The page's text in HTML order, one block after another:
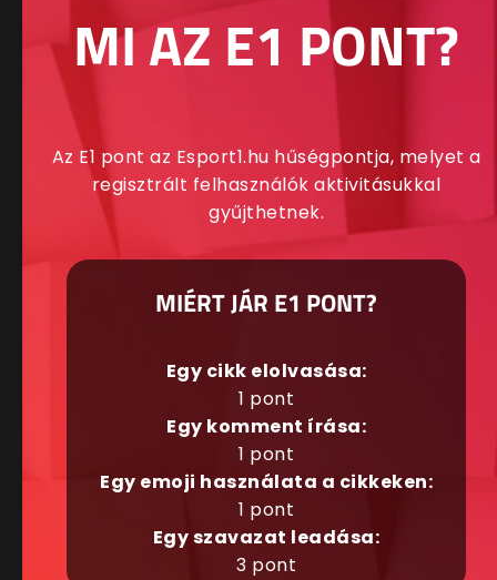
MI AZ E1 PONT?
Az E1 pont az Esport1.hu hűségpontja, melyet a
regisztrált felhasználók aktivitásukkal
gyűjthetnek.
MIÉRT JÁR E1 PONT?
Egy cikk elolvasása:
1 pont
Egy komment írása:
1 pont
Egy emoji használata a cikkeken:
1 pont
Egy szavazat leadása:
3 pont